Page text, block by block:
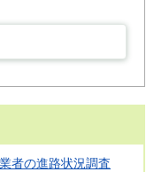
者の進路状況調査